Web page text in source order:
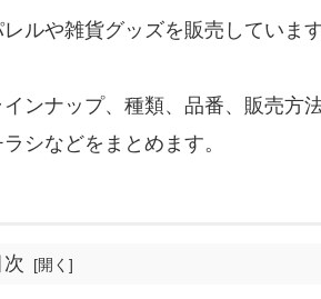
ルや雑貨グッズを販売していま
ンナップ、種類、品番、販売方
シなどをまとめます。